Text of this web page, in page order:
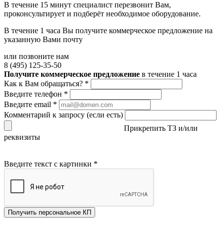
В течение 15 минут специалист перезвонит Вам,
проконсультирует и подберёт необходимое оборудование.
В течение 1 часа Вы получите коммерческое предложение на
указанную Вами почту
или позвоните нам
8 (495) 125-35-50
Получите коммерческое предложение в течение 1 часа
Как к Вам обращаться? *
Введите телефон *
Введите email *
Комментарий к запросу (если есть)
Прикрепить ТЗ и/или
реквизиты
Введите текст с картинки *
Получить персональное КП